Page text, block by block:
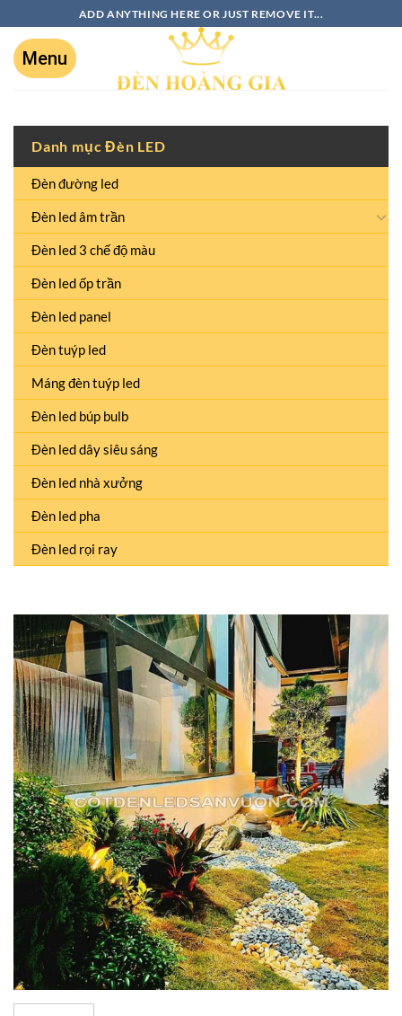
ADD ANYTHING HERE OR JUST REMOVE IT...
Danh mục Đèn LED
Đèn đường led
Đèn led âm trần
Đèn led 3 chế độ màu
Đèn led ốp trần
Đèn led panel
Đèn tuýp led
Máng đèn tuýp led
Đèn led búp bulb
Đèn led dây siêu sáng
Đèn led nhà xưởng
Đèn led pha
Đèn led rọi ray